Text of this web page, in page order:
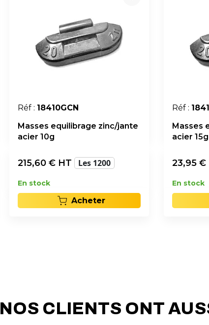
Réf : 18410GCN
Masses equilibrage zinc/jante
acier 10g
215,60 € HT Les 1200
En stock
Acheter
Réf :
Masses
acier 15g
23,95 €
En stock
NOS CLIENTS ONT